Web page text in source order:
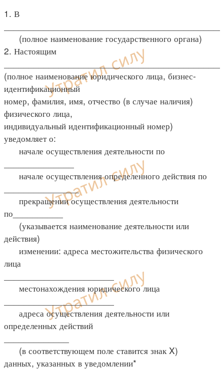
1. В
(полное наименование государственного органа)
2. Настоящим
____________________________________________
(полное наименование юридического лица, бизнес-
идентификационный
номер, фамилия, имя, отчество (в случае наличия)
физического лица,
индивидуальный идентификационный номер)
уведомляет о:
начале осуществления деятельности по
начале осуществления определенного действия по
_______________
прекращении осуществления деятельности
по__________
(указывается наименование деятельности или
действия)
изменении: адреса местожительства физического
лица
местонахождения юридического лица
______________________
адреса осуществления деятельности или
определенных действий
(в соответствующем поле ставится знак X)
данных, указанных в уведомлении*